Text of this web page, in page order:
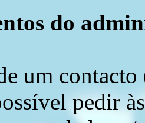
do
um
pedir